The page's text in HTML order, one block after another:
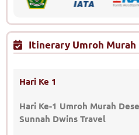
Itinerary Umroh Murah
Hari Ke 1
Hari Ke-1 Umroh Murah
Sunnah Dwins Travel